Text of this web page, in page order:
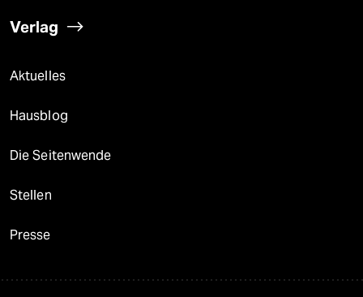
Verlag
Aktuelles
Hausblog
Die Seitenwende
Stellen
Presse